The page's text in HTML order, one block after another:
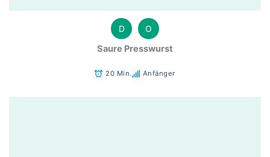
D O
Saure Presswurst
20 Min. Anfänger